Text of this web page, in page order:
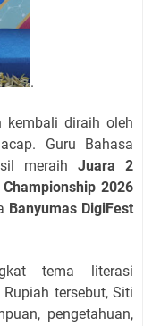
.
kembali diraih oleh
Guru Bahasa
meraihJuara 2
2026
Banyumas DigiFest
tema literasi
tersebut, Siti
pengetahuan,